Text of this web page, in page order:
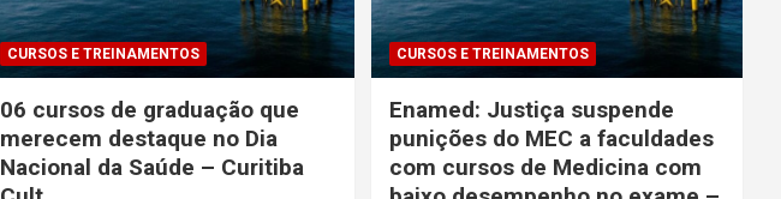
CURSOS E TREINAMENTOS
06 cursos de graduação que
merecem destaque no Dia
Nacional da Saúde – Curitiba
CURSOS E TREINAMENTOS
Enamed: Justiça suspende
punições do MEC a faculdades
com cursos de Medicina com